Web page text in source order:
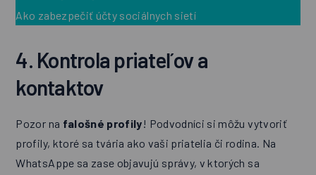
Ako zabezpečiť účty sociálnych sietí
4. Kontrola priateľov a
kontaktov
Pozor na falošné profily! Podvodníci si môžu vytvoriť
profily, ktoré sa tvária ako vaši priatelia či rodina. Na
WhatsAppe sa zase objavujú správy, v ktorých sa